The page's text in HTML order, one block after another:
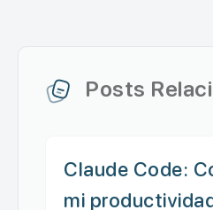
Posts
Claude Code:
mi